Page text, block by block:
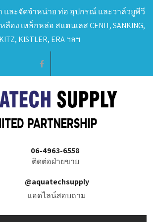
และจัดจำหน่าย ท่อ อุปกรณ์ และวาล์วยูพีวี
ลือง เหล็กหล่อ สแตนเลส CENIT, SANKING,
KITZ, KISTLER, ERA ฯลฯ
06-4963-6558
ติดต่อฝ่ายขาย
@aquatechsupply
แอดไลน์สอบถาม